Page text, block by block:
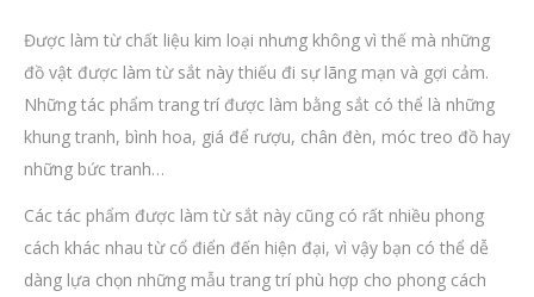
Được làm từ chất liệu kim loại nhưng không vì thế mà những
đồ vật được làm từ sắt này thiếu đi sự lãng mạn và gợi cảm.
Những tác phẩm trang trí được làm bằng sắt có thể là những
khung tranh, bình hoa, giá để rượu, chân đèn, móc treo đồ hay
những bức tranh…
Các tác phẩm được làm từ sắt này cũng có rất nhiều phong
cách khác nhau từ cổ điển đến hiện đại, vì vậy bạn có thể dễ
dàng lựa chọn những mẫu trang trí phù hợp cho phong cách